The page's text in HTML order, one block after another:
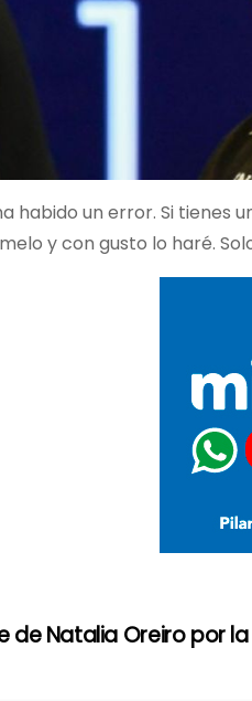
habido un error. Si
y con gusto lo haré.
de Natalia Oreiro por